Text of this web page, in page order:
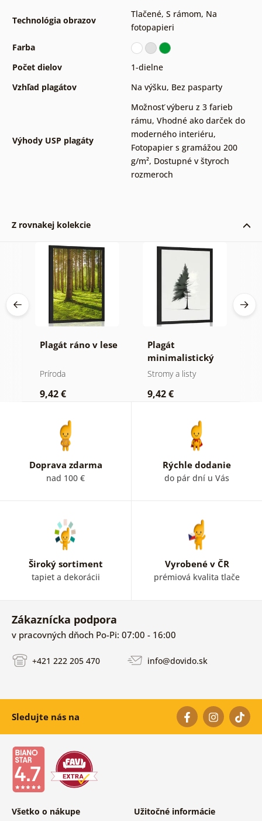
Technológia obrazov
Tlačené, S rámom, Na
fotopapieri
Farba
Počet dielov
1-dielne
Vzhľad plagátov
Na výšku, Bez pasparty
Výhody USP plagáty
Možnosť výberu z 3 farieb
rámu, Vhodné ako darček do
moderného interiéru,
Fotopapier s gramážou 200
g/m², Dostupné v štyroch
rozmeroch
Z rovnakej kolekcie
Plagát ráno v lese
Príroda
9,42 €
Plagát
minimalistický
ihličnatý strom
Stromy a listy
9,42 €
Doprava zdarma
nad 100 €
Rýchle dodanie
do pár dní u Vás
Široký sortiment
tapiet a dekorácii
Vyrobené v ČR
prémiová kvalita tlače
Zákaznícka podpora
v pracovných dňoch Po-Pi: 07:00 - 16:00
+421 222 205 470 info@dovido.sk
Sledujte nás na
Všetko o nákupe Užitočné informácie